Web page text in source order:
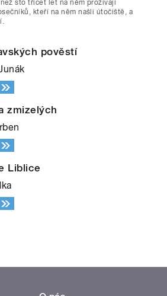
sto třicet let na něm prožívají
kteří na něm našli útočiště, a
pověstí
zmizelých
Liblice